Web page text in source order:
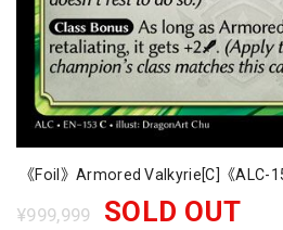
《Foil》Armored Valkyrie[C]《ALC-
¥999,999 SOLD OUT